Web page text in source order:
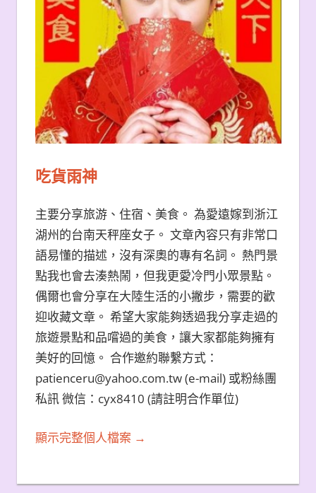
吃貨雨神
主要分享旅游、住宿、美食。 為愛遠嫁到浙江
湖州的台南天秤座女子。 文章內容只有非常口
語易懂的描述，沒有深奧的專有名詞。 熱門景
點我也會去湊熱鬧，但我更愛冷門小眾景點。
偶爾也會分享在大陸生活的小撇步，需要的歡
迎收藏文章。 希望大家能夠透過我分享走過的
旅遊景點和品嚐過的美食，讓大家都能夠擁有
美好的回憶。 合作邀約聯繫方式：
patienceru@yahoo.com.tw (e-mail) 或粉絲團
私訊 微信：cyx8410 (請註明合作單位)
顯示完整個人檔案 →